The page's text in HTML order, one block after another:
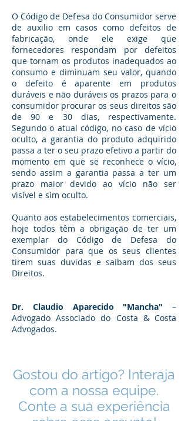
O Código de Defesa do Consumidor serve
de auxilio em casos como defeitos de
fabricação, onde ele exige que
fornecedores respondam por defeitos
que tornam os produtos inadequados ao
consumo e diminuam seu valor, quando
o defeito é aparente em produtos
duráveis e não duráveis os prazos para o
consumidor procurar os seus direitos são
de 90 e 30 dias, respectivamente.
Segundo o atual código, no caso de vício
oculto, a garantia do produto adquirido
passa a ter o seu prazo efetivo a partir do
momento em que se reconhece o vício,
sendo assim a garantia passa a ter um
prazo maior devido ao vício não ser
visível e sim oculto.
Quanto aos estabelecimentos comerciais,
hoje todos têm a obrigação de ter um
exemplar do Código de Defesa do
Consumidor para que os seus clientes
tirem suas duvidas e saibam dos seus
Direitos.
Dr. Claudio Aparecido "Mancha" –
Advogado Associado do Costa & Costa
Advogados.
Gostou do artigo? Interaja
com a nossa equipe.
Conte a sua experiência